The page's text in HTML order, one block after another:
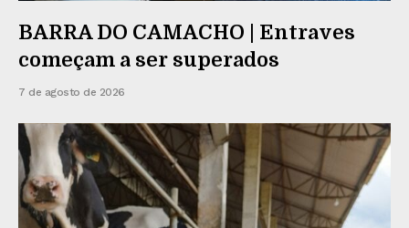
BARRA DO CAMACHO | Entraves
começam a ser superados
7 de agosto de 2026